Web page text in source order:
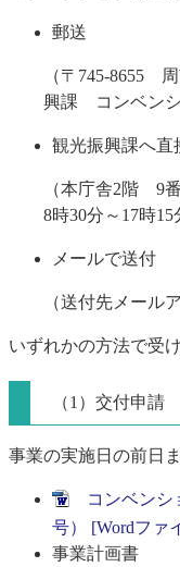
郵送
（〒745-8655
興課 コンベン
観光振興課へ直
（本庁舎2階 9
8時30分～17時15
メールで送付
（送付先メール
いずれかの方法で受
（1）交付申請
事業の実施日の前日
コンベンシ
号） [Wordファ
事業計画書